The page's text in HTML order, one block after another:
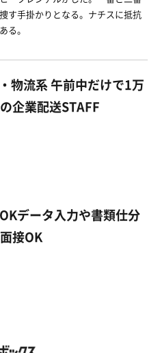
す手掛かりとなる。ナチスに抵抗
る。
物流系 午前中だけで1万
企業配送STAFF
データ入力や書類仕分
接OK